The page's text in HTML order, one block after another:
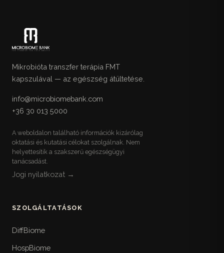
Mikrobióta transzfer terápia FMT
kapszulával — az egészség átültetése.
info@microbiomebank.com
+36 30 013 5000
A weboldalon található információk kizárólag
oktatási és kutatási célokat szolgálnak. Nem
helyettesítik a szakszerű egészségügyi
tanácsadást.
Jogi nyilatkozat →
SZOLGÁLTATÁSOK
DiffBiome
HospBiome